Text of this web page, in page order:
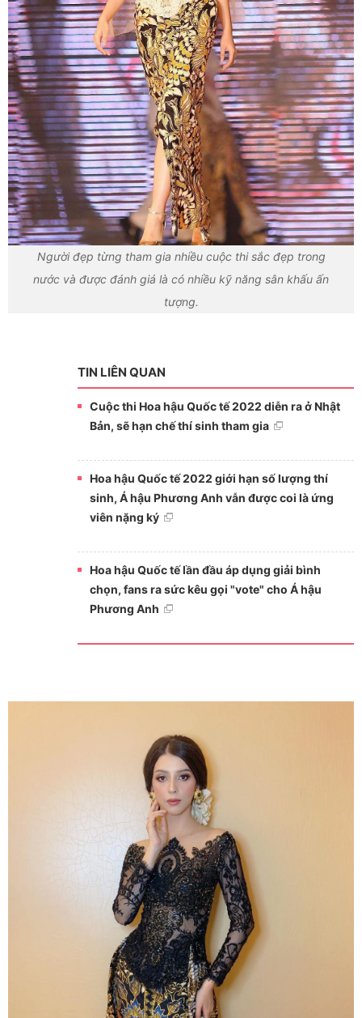
Người đẹp từng tham gia nhiều cuộc thi sắc đẹp trong
nước và được đánh giá là có nhiều kỹ năng sân khấu ấn
tượng.
TIN LIÊN QUAN
Cuộc thi Hoa hậu Quốc tế 2022 diễn ra ở Nhật
Bản, sẽ hạn chế thí sinh tham gia
Hoa hậu Quốc tế 2022 giới hạn số lượng thí
sinh, Á hậu Phương Anh vẫn được coi là ứng
viên nặng ký
Hoa hậu Quốc tế lần đầu áp dụng giải bình
chọn, fans ra sức kêu gọi "vote" cho Á hậu
Phương Anh